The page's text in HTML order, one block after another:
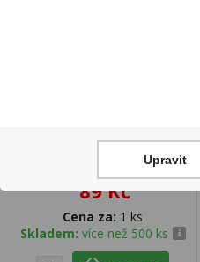
IGP 0,75l Baron de
89 Kč
Cena za: 1 ks
Skladem: více než 500 ks
Upravit